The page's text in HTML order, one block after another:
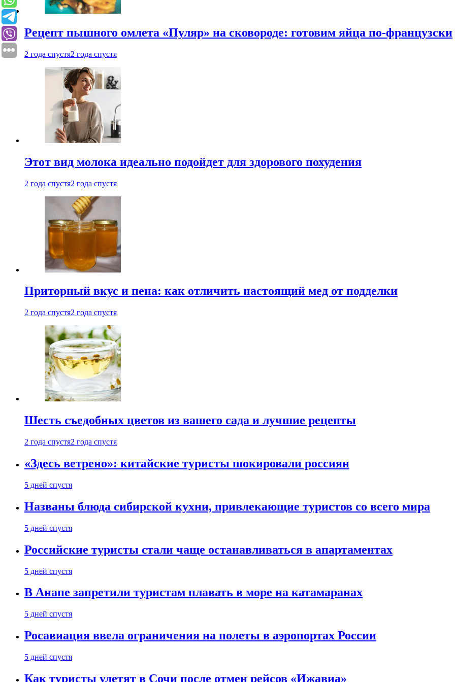
Рецепт пышного омлета «Пуляр» на сковороде: готовим яйца по-французски
2 года спустя2 года спустя
Этот вид молока идеально подойдет для здорового похудения
2 года спустя2 года спустя
Приторный вкус и пена: как отличить настоящий мед от подделки
2 года спустя2 года спустя
Шесть съедобных цветов из вашего сада и лучшие рецепты
2 года спустя2 года спустя
«Здесь ветрено»: китайские туристы шокировали россиян
5 дней спустя
Названы блюда сибирской кухни, привлекающие туристов со всего мира
5 дней спустя
Российские туристы стали чаще останавливаться в апартаментах
5 дней спустя
В Анапе запретили туристам плавать в море на катамаранах
5 дней спустя
Росавиация ввела ограничения на полеты в аэропортах России
5 дней спустя
Как туристы улетят в Сочи после отмен рейсов «Ижавиа»